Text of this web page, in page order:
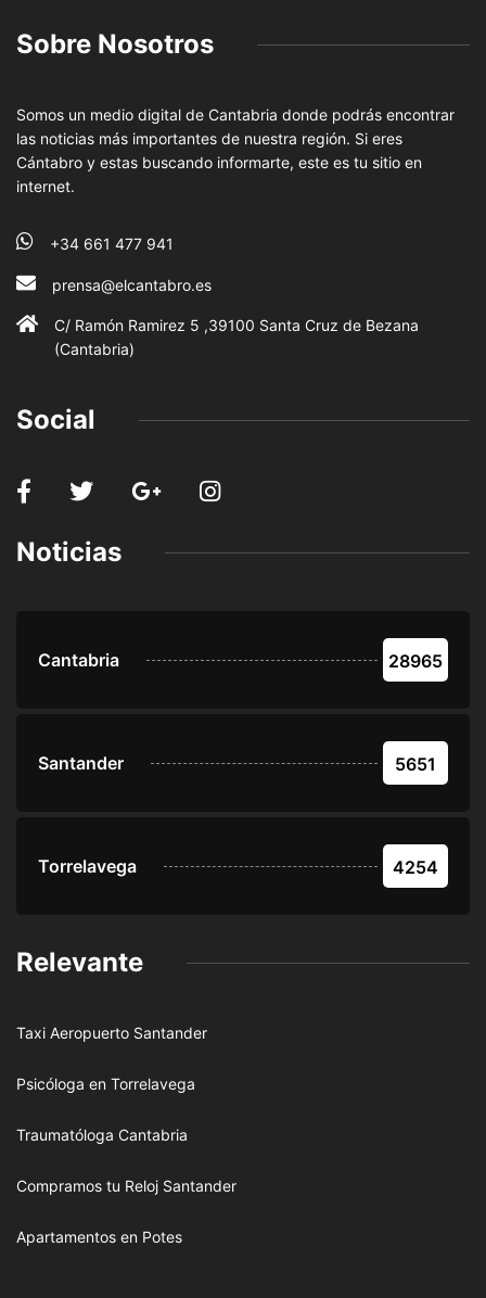
Sobre Nosotros
Somos un medio digital de Cantabria donde podrás encontrar
las noticias más importantes de nuestra región. Si eres
Cántabro y estas buscando informarte, este es tu sitio en
internet.
+34 661 477 941
prensa@elcantabro.es
C/ Ramón Ramirez 5 ,39100 Santa Cruz de Bezana
(Cantabria)
Social
Noticias
Cantabria 28965
Santander 5651
Torrelavega 4254
Relevante
Taxi Aeropuerto Santander
Psicóloga en Torrelavega
Traumatóloga Cantabria
Compramos tu Reloj Santander
Apartamentos en Potes